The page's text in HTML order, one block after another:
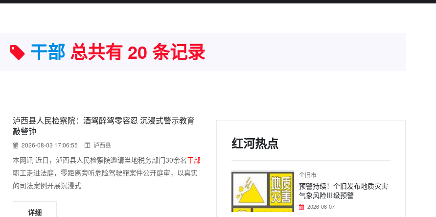
干部总共有 20 条记录
泸西县人民检察院：酒驾醉驾零容忍 沉浸式警示教育
敲警钟
2026-08-03 17:06:55 泸西县
本网讯 近日，泸西县人民检察院邀请当地税务部门30余名干部
职工走进法庭，零距离旁听危险驾驶罪案件公开庭审，以真实
的司法案例开展沉浸式
详细
红河热点
个旧市
预警持续！个旧发布地质灾害
气象风险Ⅲ级预警
2026-08-07